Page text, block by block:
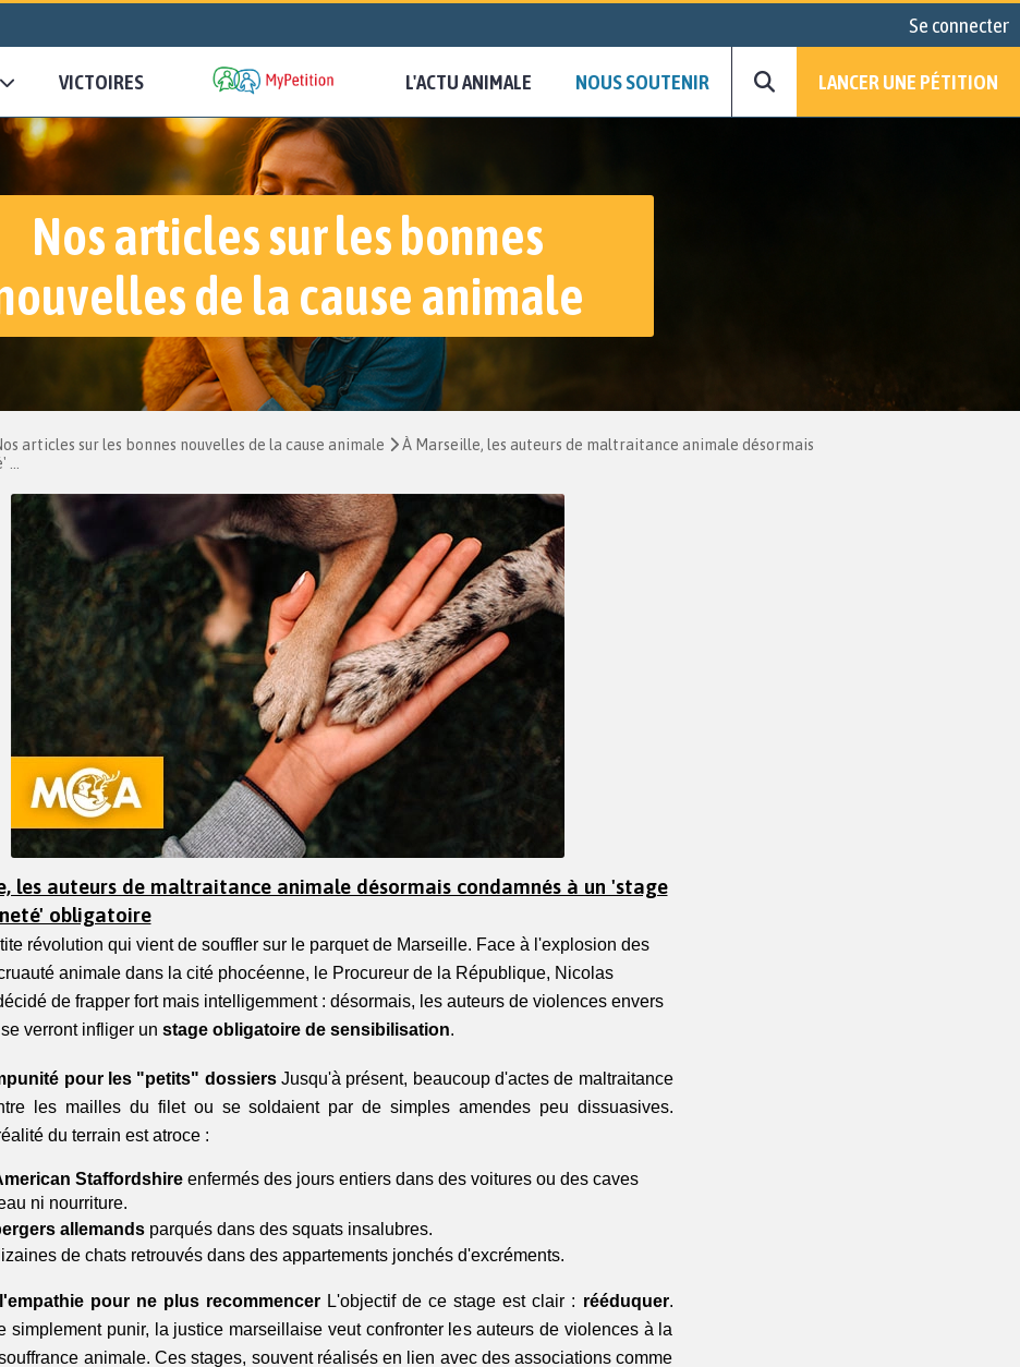
Se connecter
VICTOIRES L'ACTU ANIMALE NOUS SOUTENIR LANCER UNE PÉTITION
Nos articles sur les bonnes
de la cause animale
articles sur les bonnes nouvelles de la cause animale
À Marseille, les auteurs de maltraitance animale désormais
...
les auteurs de maltraitance animale désormais condamnés à un 'stage
obligatoire
révolution qui vient de souffler sur le parquet de Marseille. Face à l'explosion des
animale dans la cité phocéenne, le Procureur de la République, Nicolas
de frapper fort mais intelligemment : désormais, les auteurs de violences envers
verront infliger un stage obligatoire de sensibilisation.
pour les "petits" dossiers Jusqu'à présent, beaucoup d'actes de maltraitance
les mailles du filet ou se soldaient par de simples amendes peu dissuasives.
du terrain est atroce :
Staffordshire enfermés des jours entiers dans des voitures ou des caves
ni nourriture.
allemands parqués dans des squats insalubres.
de chats retrouvés dans des appartements jonchés d'excréments.
pour ne plus recommencer L'objectif de ce stage est clair : rééduquer.
simplement punir, la justice marseillaise veut confronter les auteurs de violences à la
animale. Ces stages, souvent réalisés en lien avec des associations comme